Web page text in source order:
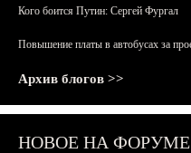
Кого боится Путин: Сергей Фургал
Повышение платы в автобусах за
Архив блогов >>
НОВОЕ НА ФОРУМЕ